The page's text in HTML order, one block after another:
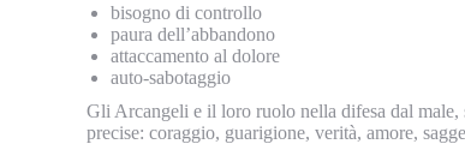
bisogno di controllo
paura dell’abbandono
attaccamento al dolore
auto-sabotaggio
Gli Arcangeli e il loro ruolo nella difesa dal
precise: coraggio, guarigione, verità, amore,